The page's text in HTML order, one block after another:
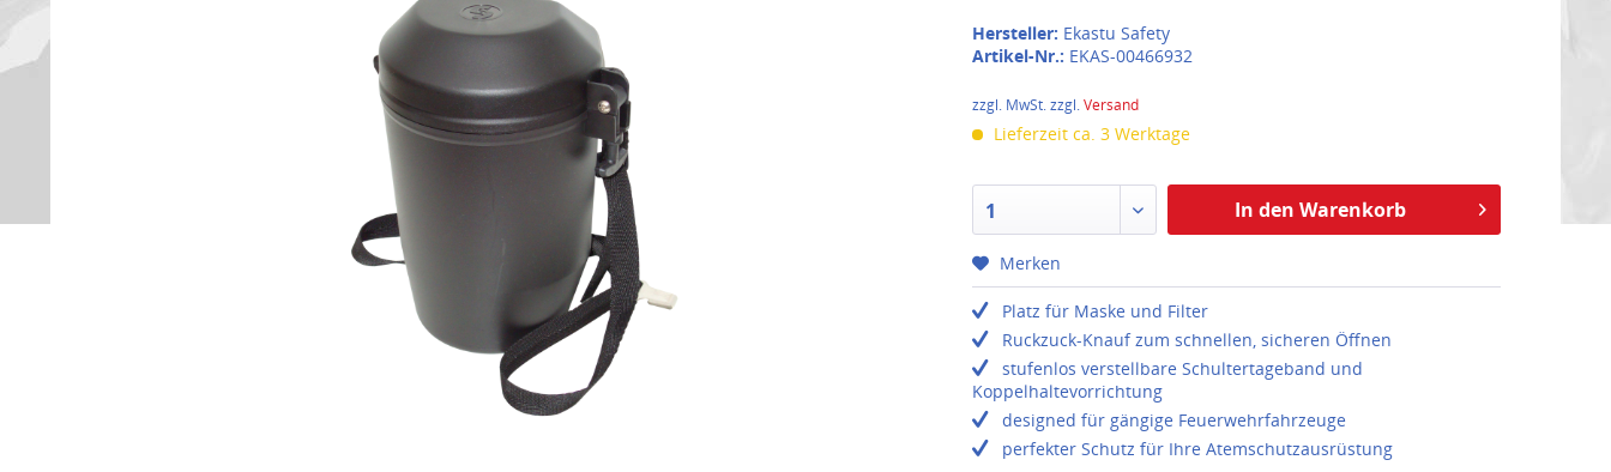
Hersteller: Ekastu Safety
Artikel-Nr.: EKAS-00466932
zzgl. MwSt. zzgl.Versand
Lieferzeit ca. 3 Werktage
1 In den Warenkorb
Merken
Platz für Maske und Filter
Ruckzuck-Knauf zum schnellen, sicheren Öffnen
stufenlos verstellbare Schultertageband und
Koppelhaltevorrichtung
designed für gängige Feuerwehrfahrzeuge
perfekter Schutz für Ihre Atemschutzausrüstung